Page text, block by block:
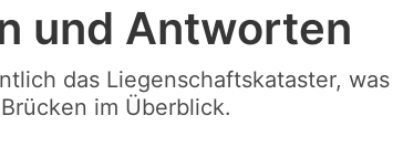
und Antworten
das Liegenschaftskataster,
im Überblick.